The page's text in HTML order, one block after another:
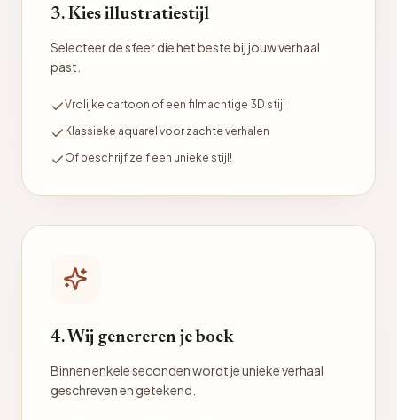
3. Kies illustratiestijl
Selecteer de sfeer die het beste bij jouw verhaal
past.
Vrolijke cartoon of een filmachtige 3D stijl
Klassieke aquarel voor zachte verhalen
Of beschrijf zelf een unieke stijl!
4. Wij genereren je boek
Binnen enkele seconden wordt je unieke verhaal
geschreven en getekend.